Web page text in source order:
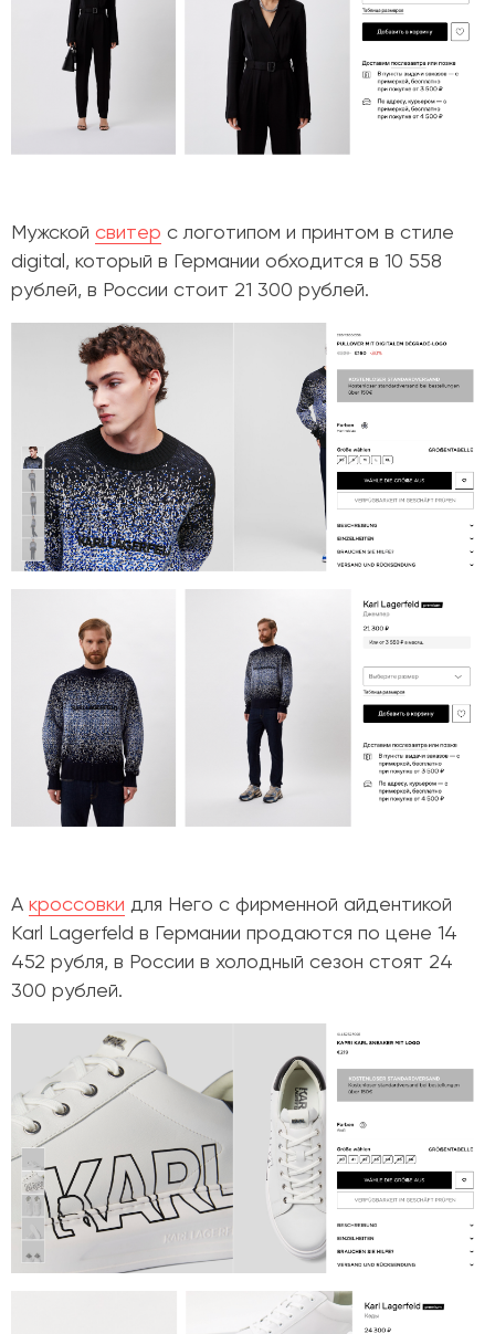
Мужской свитер с логотипом и принтом в стиле
digital, который в Германии обходится в 10 558
рублей, в России стоит 21 300 рублей.
А кроссовки для Него с фирменной айдентикой
Karl Lagerfeld в Германии продаются по цене 14
452 рубля, в России в холодный сезон стоят 24
300 рублей.